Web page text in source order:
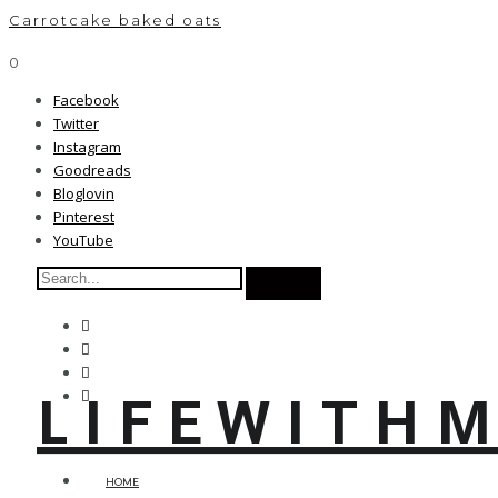
Carrotcake baked oats
0
Facebook
Twitter
Instagram
Goodreads
Bloglovin
Pinterest
YouTube
L I F E W I T H
HOME